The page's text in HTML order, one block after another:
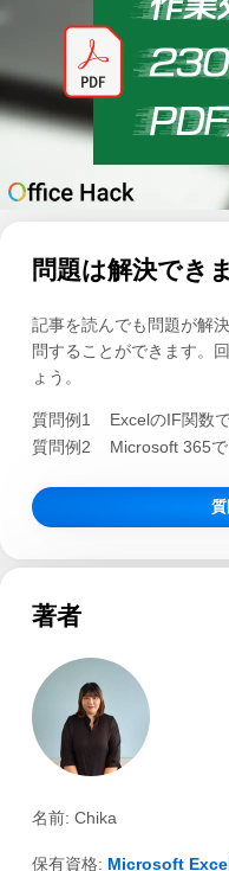
問題は解決でき
記事を読んでも問題が解
問することができます。
ょう。
質問例1
ExcelのIF関数
質問例2
Microsoft 365
著者
名前: Chika
保有資格: Microsoft